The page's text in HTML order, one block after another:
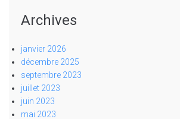
Archives
janvier 2026
décembre 2025
septembre 2023
juillet 2023
juin 2023
mai 2023